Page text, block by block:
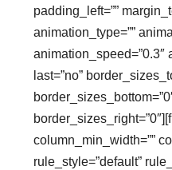
padding_left=””
animation_type=””
animation_speed=”0.3″
last=”no”
column_min_width=””
rule_style=”default”